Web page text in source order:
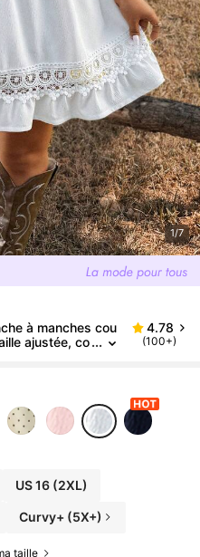
1/7
à manches cou
ajustée, co
4.78
(100+)
US 16(2XL)
Curvy+ (5X+)
taille